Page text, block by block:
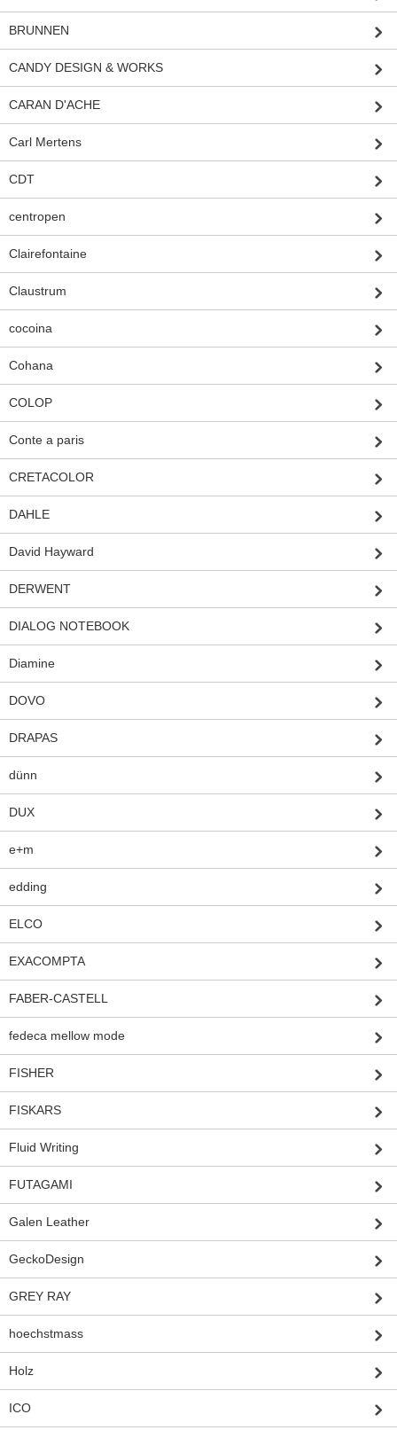
BRUNNEN
CANDY DESIGN & WORKS
CARAN D'ACHE
Carl Mertens
CDT
centropen
Clairefontaine
Claustrum
cocoina
Cohana
COLOP
Conte a paris
CRETACOLOR
DAHLE
David Hayward
DERWENT
DIALOG NOTEBOOK
Diamine
DOVO
DRAPAS
dünn
DUX
e+m
edding
ELCO
EXACOMPTA
FABER-CASTELL
fedeca mellow mode
FISHER
FISKARS
Fluid Writing
FUTAGAMI
Galen Leather
GeckoDesign
GREY RAY
hoechstmass
Holz
ICO